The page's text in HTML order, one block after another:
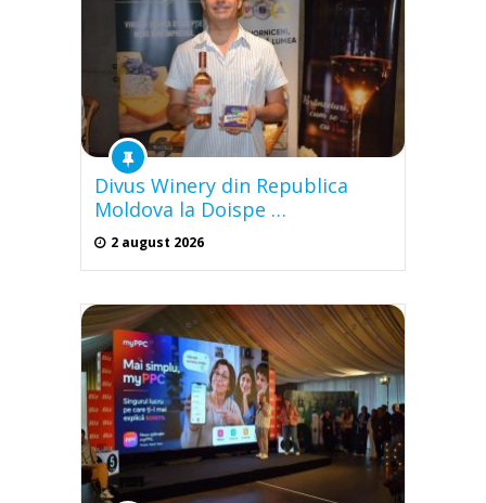
Divus Winery din Republica
Moldova la Doispe …
2 august 2026